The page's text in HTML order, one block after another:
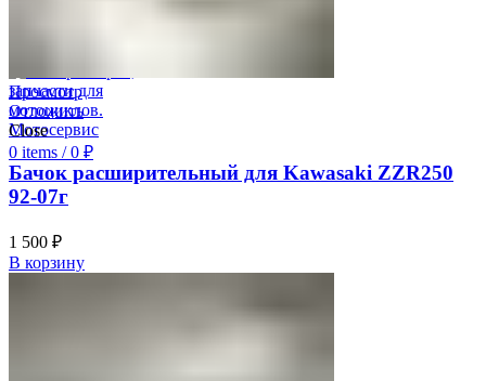
0 items / 0 ₽
Просмотр
Отложить
Close
Бачок расширительный для Kawasaki ZZR250
92-07г
1 500 ₽
В корзину